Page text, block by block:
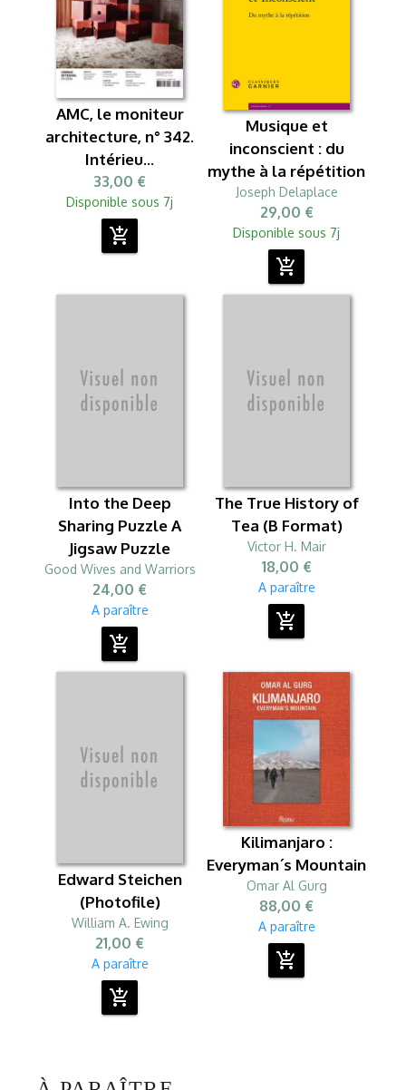
AMC, le moniteur
architecture, n° 342.
Intérieu...
33,00 €
Disponible sous 7j
add_shopping_cart
Musique et
inconscient : du
mythe à la répétition
Joseph Delaplace
29,00 €
Disponible sous 7j
add_shopping_cart
Into the Deep
Sharing Puzzle A
Jigsaw Puzzle
Good Wives and Warriors
24,00 €
A paraître
add_shopping_cart
The True History of
Tea (B Format)
Victor H. Mair
18,00 €
A paraître
add_shopping_cart
Edward Steichen
(Photofile)
William A. Ewing
21,00 €
A paraître
add_shopping_cart
Kilimanjaro :
Everyman´s Mountain
Omar Al Gurg
88,00 €
A paraître
add_shopping_cart